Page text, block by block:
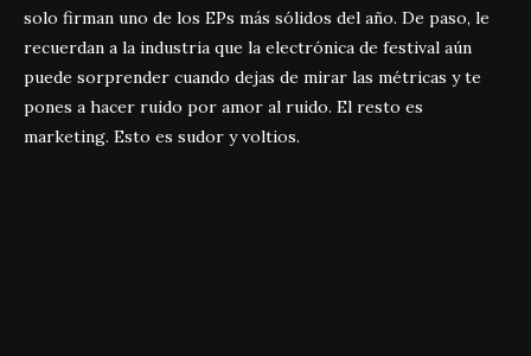
solo firman uno de los EPs más sólidos del año. De paso, le
recuerdan a la industria que la electrónica de festival aún
puede sorprender cuando dejas de mirar las métricas y te
pones a hacer ruido por amor al ruido. El resto es
marketing. Esto es sudor y voltios.